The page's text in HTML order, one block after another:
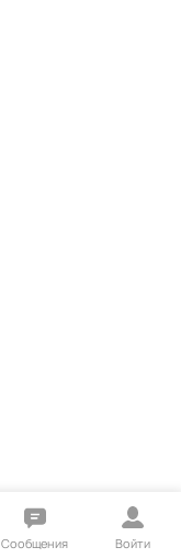
Сообщения Войти